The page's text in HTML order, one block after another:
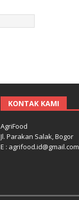
KONTAK KAMI
AgriFood
Jl. Parakan Salak, Bogor
E : agrifood.id@gmail.com